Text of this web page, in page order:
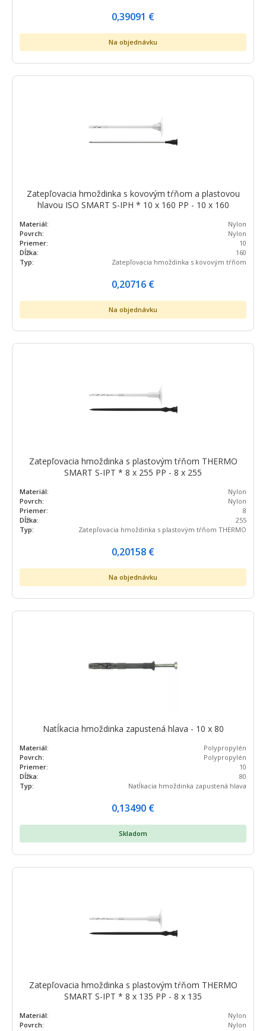
0,39091 €
Na objednávku
Zatepľovacia hmoždinka s kovovým tŕňom a plastovou
hlavou ISO SMART S-IPH * 10 x 160 PP - 10 x 160
Materiál:
Nylon
Povrch:
Nylon
Priemer:
10
Dĺžka:
160
Typ:
Zatepľovacia hmoždinka s kovovým tŕňom
0,20716 €
Na objednávku
Zatepľovacia hmoždinka s plastovým tŕňom THERMO
SMART S-IPT * 8 x 255 PP - 8 x 255
Materiál:
Nylon
Povrch:
Nylon
Priemer:
8
Dĺžka:
255
Typ:
Zatepľovacia hmoždinka s plastovým tŕňom THERMO
0,20158 €
Na objednávku
Natĺkacia hmoždinka zapustená hlava - 10 x 80
Materiál:
Polypropylén
Povrch:
Polypropylén
Priemer:
10
Dĺžka:
80
Typ:
Natĺkacia hmoždinka zapustená hlava
0,13490 €
Skladom
Zatepľovacia hmoždinka s plastovým tŕňom THERMO
SMART S-IPT * 8 x 135 PP - 8 x 135
Materiál:
Nylon
Povrch:
Nylon